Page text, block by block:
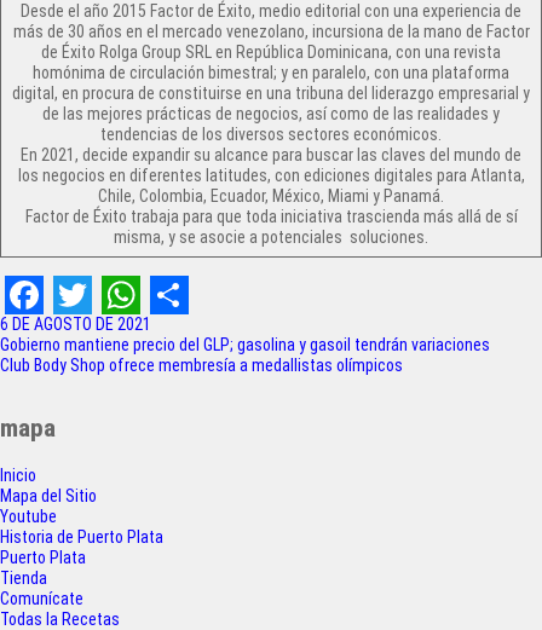
Desde el año 2015 Factor de Éxito, medio editorial con una experiencia de
más de 30 años en el mercado venezolano, incursiona de la mano de Factor
de Éxito Rolga Group SRL en República Dominicana, con una revista
homónima de circulación bimestral; y en paralelo, con una plataforma
digital, en procura de constituirse en una tribuna del liderazgo empresarial y
de las mejores prácticas de negocios, así como de las realidades y
tendencias de los diversos sectores económicos.
En 2021, decide expandir su alcance para buscar las claves del mundo de
los negocios en diferentes latitudes, con ediciones digitales para Atlanta,
Chile, Colombia, Ecuador, México, Miami y Panamá.
Factor de Éxito trabaja para que toda iniciativa trascienda más allá de sí
misma, y se asocie a potenciales soluciones.
F
a
c
e
b
o
o
k
T
w
t
t
e
r
W
h
A
p
S
h
6 DE AGOSTO DE 2021
Navegación
de
Gobierno mantiene precio del GLP; gasolina y gasoil tendrán variaciones
Club Body Shop ofrece membresía a medallistas olímpicos
mapa
Inicio
Mapa del Sitio
Youtube
Historia de Puerto Plata
Puerto Plata
Tienda
Comunícate
Todas la Recetas